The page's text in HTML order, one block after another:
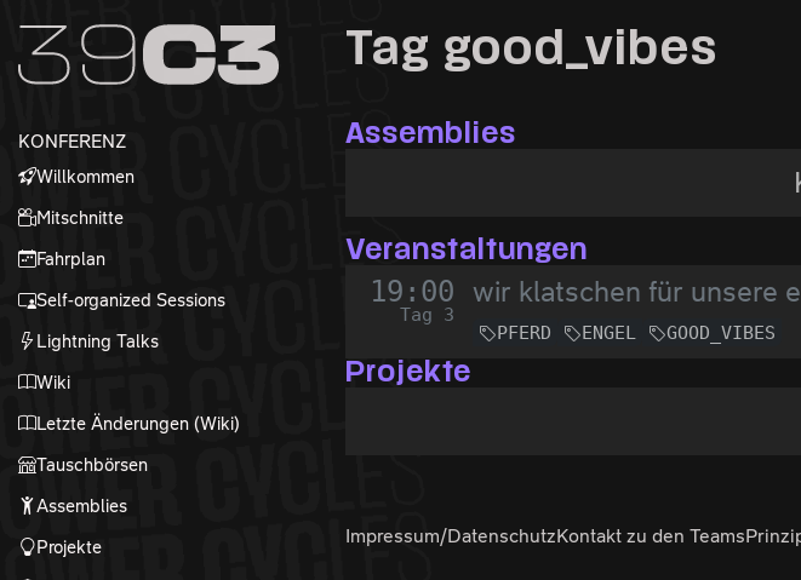
Zum Inhalt
Zum Footer
KONFERENZ
Willkommen
Mitschnitte
Fahrplan
Self-organized Sessions
Lightning Talks
Wiki
Letzte Änderungen (Wiki)
Tauschbörsen
Assemblies
Projekte
Tag good_vibes
Assemblies
Veranstaltungen
19:00
Tag 3
wir klatschen für unsere
PFERD ENGEL GOOD_VIBES
Projekte
Impressum/DatenschutzKontakt zu den Teams